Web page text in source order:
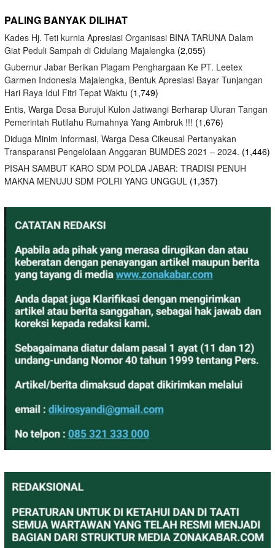
PALING BANYAK DILIHAT
Kades Hj. Teti kurnia Apresiasi Organisasi BINA TARUNA Dalam
Giat Peduli Sampah di Cidulang Majalengka (2,055)
Gubernur Jabar Berikan Piagam Penghargaan Ke PT. Leetex
Garmen Indonesia Majalengka, Bentuk Apresiasi Bayar Tunjangan
Hari Raya Idul Fitri Tepat Waktu (1,749)
Entis, Warga Desa Burujul Kulon Jatiwangi Berharap Uluran Tangan
Pemerintah Rutilahu Rumahnya Yang Ambruk !!! (1,676)
Diduga Minim Informasi, Warga Desa Cikeusal Pertanyakan
Transparansi Pengelolaan Anggaran BUMDES 2021 – 2024. (1,446)
PISAH SAMBUT KARO SDM POLDA JABAR: TRADISI PENUH
MAKNA MENUJU SDM POLRI YANG UNGGUL (1,357)